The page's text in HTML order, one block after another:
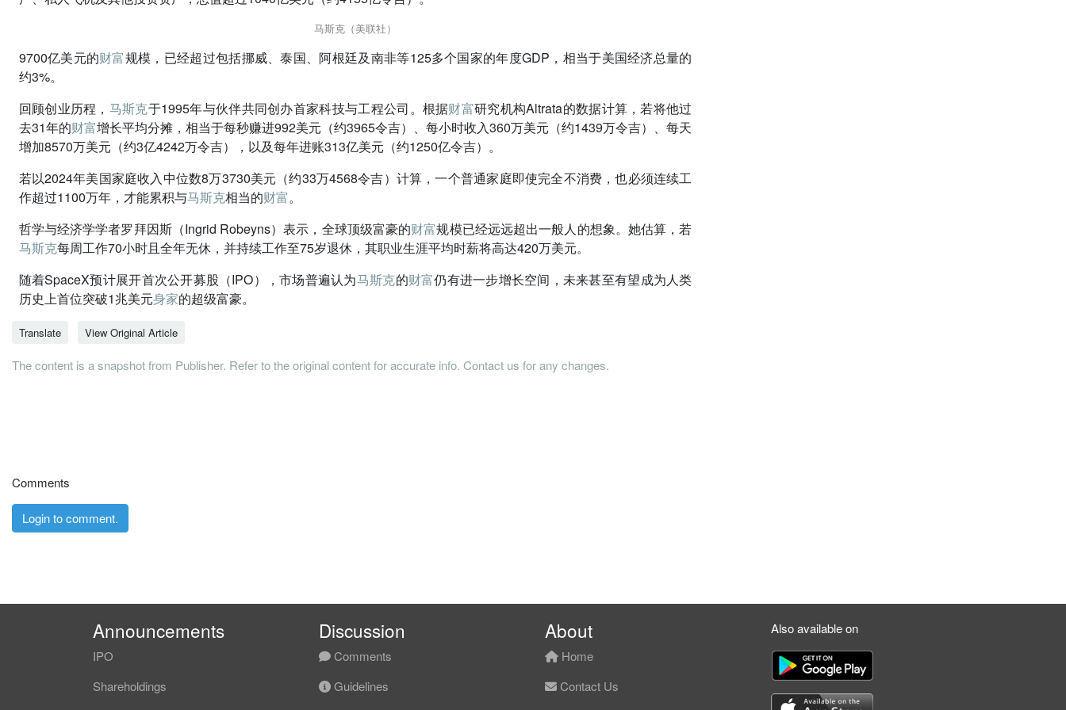
马斯克（美联社）
9700亿美元的财富规模，已经超过包括挪威、泰国、阿根廷及南非等125多个国家的年度GDP，相当于美国经济总量的
约3%。
回顾创业历程， 马斯克于1995年与伙伴共同创办首家科技与工程公司。根据财富研究机构Altrata的数据计算，若将他过
去31年的财富增长平均分摊，相当于每秒赚进992美元（约3965令吉）、每小时收入360万美元（约1439万令吉）、每天
增加8570万美元（约3亿4242万令吉），以及每年进账313亿美元（约1250亿令吉）。
若以2024年美国家庭收入中位数8万3730美元（约33万4568令吉）计算，一个普通家庭即使完全不消费，也必须连续工
作超过1100万年，才能累积与马斯克相当的财富。
哲学与经济学学者罗拜因斯（Ingrid Robeyns）表示，全球顶级富豪的财富规模已经远远超出一般人的想象。她估算，若
马斯克每周工作70小时且全年无休，并持续工作至75岁退休，其职业生涯平均时薪将高达420万美元。
随着SpaceX预计展开首次公开募股（IPO），市场普遍认为马斯克的财富仍有进一步增长空间，未来甚至有望成为人类
历史上首位突破1兆美元身家的超级富豪。
Translate View Original Article
The content is a snapshot from Publisher. Refer to the original content for accurate info. Contact us for any changes.
Comments
Login to comment.
Announcements
IPO
Shareholdings
Discussion
Comments
Guidelines
About
Home
Contact Us
Also available on